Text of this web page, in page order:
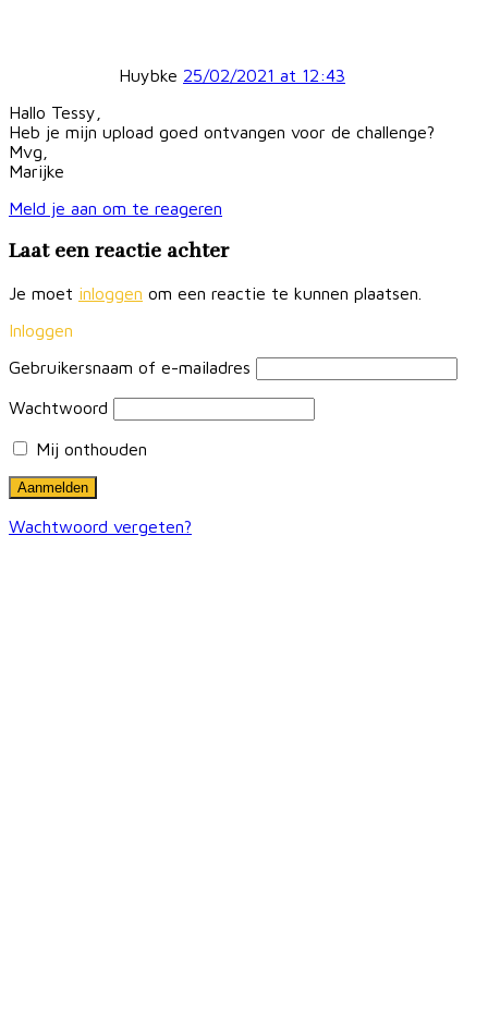
Huybke 25/02/2021 at 12:43
Hallo Tessy,
Heb je mijn upload goed ontvangen voor de challenge?
Mvg,
Marijke
Meld je aan om te reageren
Laat een reactie achter
Je moet inloggen om een reactie te kunnen plaatsen.
Inloggen
Gebruikersnaam of e-mailadres
Wachtwoord
Mij onthouden
Wachtwoord vergeten?